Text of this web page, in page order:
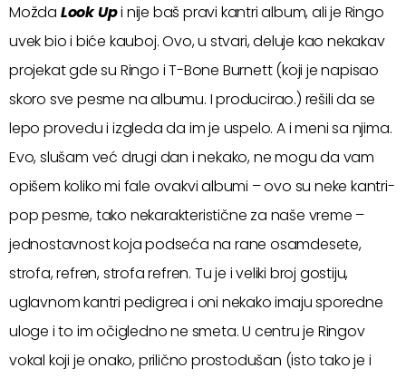
Možda Look Upi nije baš pravi kantri album, ali je Ringo
uvek bio i biće kauboj. Ovo, u stvari, deluje kao nekakav
projekat gde su Ringo i T-Bone Burnett (koji je napisao
skoro sve pesme na albumu. I producirao.) rešili da se
lepo provedu i izgleda da im je uspelo. A i meni sa njima.
Evo, slušam već drugi dan i nekako, ne mogu da vam
opišem koliko mi fale ovakvi albumi – ovo su neke kantri-
pop pesme, tako nekarakteristične za naše vreme –
jednostavnost koja podseća na rane osamdesete,
strofa, refren, strofa refren. Tu je i veliki broj gostiju,
uglavnom kantri pedigrea i oni nekako imaju sporedne
uloge i to im očigledno ne smeta. U centru je Ringov
vokal koji je onako, prilično prostodušan (isto tako je i